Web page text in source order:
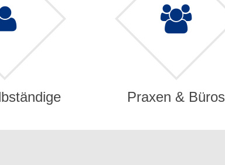
Praxen & Büros